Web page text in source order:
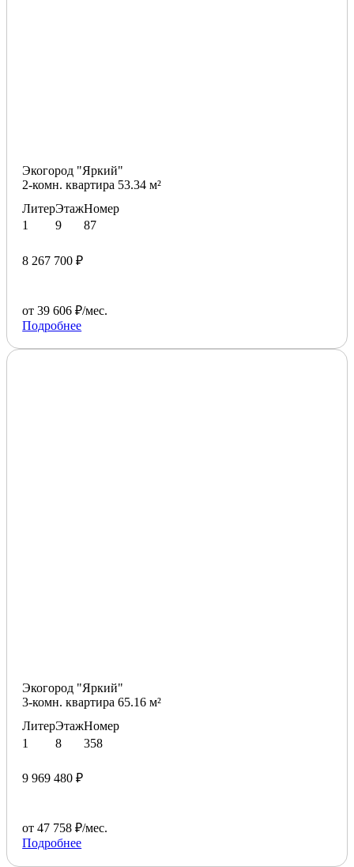
Экогород "Яркий"
2-комн. квартира 53.34 м²
Литер
1
Этаж
9
Номер
87
8 267 700 ₽
от 39 606 ₽/мес.
Подробнее
Экогород "Яркий"
3-комн. квартира 65.16 м²
Литер
1
Этаж
8
Номер
358
9 969 480 ₽
от 47 758 ₽/мес.
Подробнее